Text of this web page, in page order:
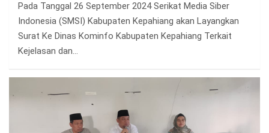
Pada Tanggal 26 September 2024 Serikat Media Siber
Indonesia (SMSI) Kabupaten Kepahiang akan Layangkan
Surat Ke Dinas Kominfo Kabupaten Kepahiang Terkait
Kejelasan dan…